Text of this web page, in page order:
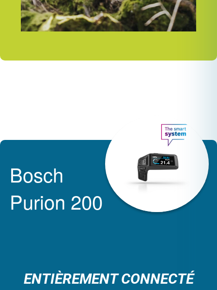
Bosch
Purion 200
ENTIÈREMENT CONNECTÉ